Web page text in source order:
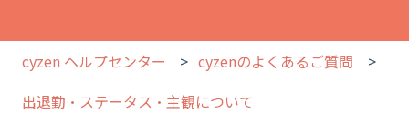
cyzen ヘルプセンター
cyzenのよくあるご質問
出退勤・ステータス・主観について